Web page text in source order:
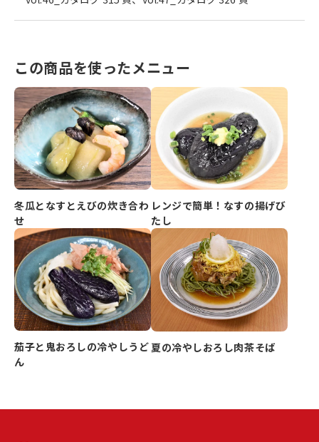
この商品を使ったメニュー
冬瓜となすとえびの炊き合わ
せ
レンジで簡単！なすの揚げび
たし
茄子と鬼おろしの冷やしうど
ん
夏の冷やしおろし肉茶そば